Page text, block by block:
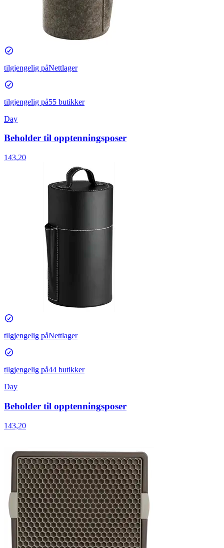
tilgjengelig påNettlager
tilgjengelig på55 butikker
Day
Beholder til opptenningsposer
143,20
tilgjengelig påNettlager
tilgjengelig på44 butikker
Day
Beholder til opptenningsposer
143,20